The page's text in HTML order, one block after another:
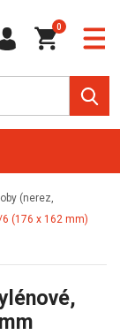
0
(nerez,
6 (176 x 162 mm)